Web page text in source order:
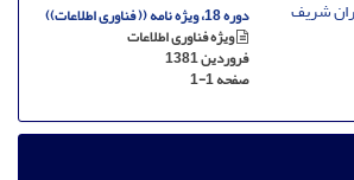
دوره 18، ویژه نامه (( فناوری اطلاعات))
ویژه فناوری اطلاعات
فروردین 1381
صفحه1-1